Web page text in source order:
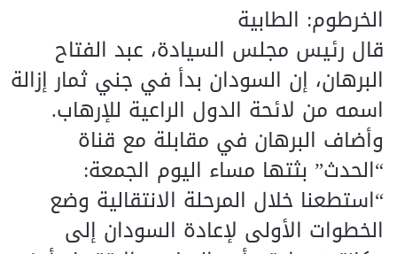
الخرطوم: الطابية
قال رئيس مجلس السيادة، عبد الفتاح
البرهان، إن السودان بدأ في جني ثمار إزالة
اسمه من لائحة الدول الراعية للإرهاب.
وأضاف البرهان في مقابلة مع قناة
“الحدث” بثتها مساء اليوم الجمعة:
“استطعنا خلال المرحلة الانتقالية وضع
الخطوات الأولى لإعادة السودان إلى